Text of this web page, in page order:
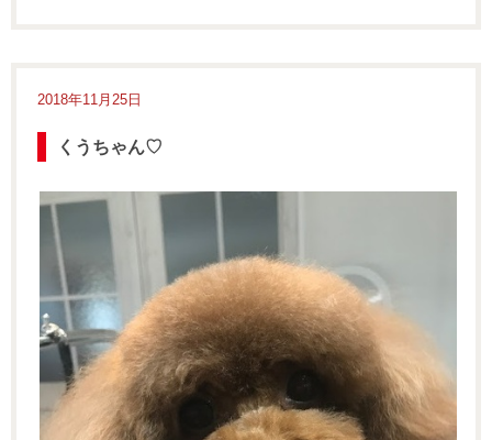
2018年11月25日
くうちゃん♡